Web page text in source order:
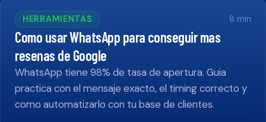
HERRAMIENTAS 8 min
Como usar WhatsApp para conseguir mas
resenas de Google
WhatsApp tiene 98% de tasa de apertura. Guia
practica con el mensaje exacto, el timing correcto y
como automatizarlo con tu base de clientes.